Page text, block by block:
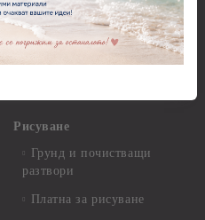
Перфоратори - Детски
Перфоратори - Животни
Рисуване
Грунд и почистващи
разтвори
Платна за рисуване